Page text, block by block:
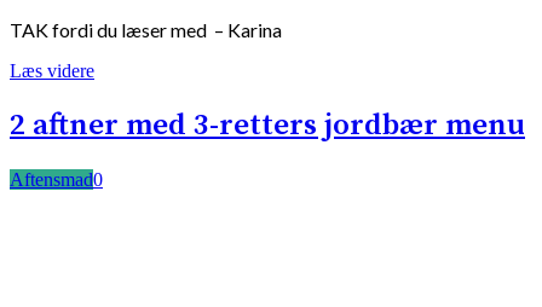
TAK fordi du læser med – Karina
Læs videre
2 aftner med 3-retters jordbær menu
Aftensmad0